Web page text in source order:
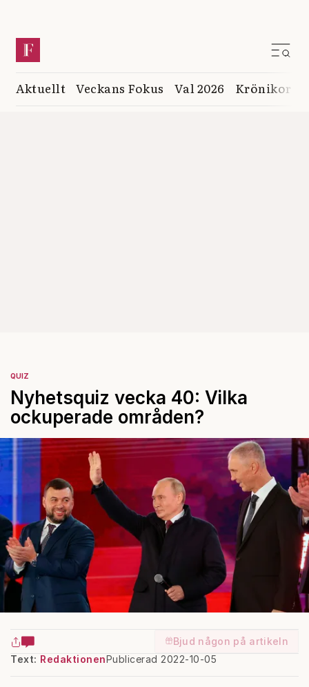
Aktuellt Veckans Fokus Val 2026 Krönikor
QUIZ
Nyhetsquiz vecka 40: Vilka
ockuperade områden?
Bjud någon på artikeln
Text: RedaktionenPublicerad 2022-10-05